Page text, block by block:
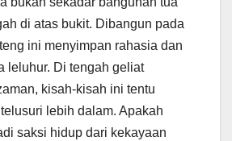
di atas bukit. Dibangun pada
ini menyimpan rahasia dan
leluhur. Di tengah geliat
kisah-kisah ini tentu
lebih dalam. Apakah
saksi hidup dari kekayaan